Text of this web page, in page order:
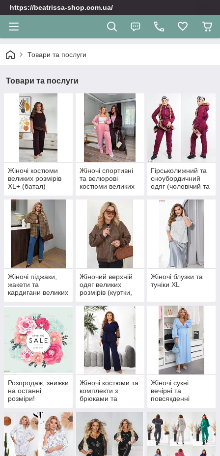
https://beatrissa-shop.com.ua/
Товари та послуги
Товари та послуги
Жіночі костюми
великих розмірів
XL+ (батал)
Жіночі спортивні
та велюрoві
костюми великих
Гірськолижний та
сноубордичний
одяг (чоловічий та
Жіночі піджаки,
жакети та
кардигани великих
Жіночий верхній
одяг великих
розмірів (куртки,
XL+
Жіночі блузки та
туніки XL
Розпродаж, знижки
на останні
розміри!
Жіночі костюми та
комплекти з
брюками та
Жіночі сукні
вечірні та
повсякденні